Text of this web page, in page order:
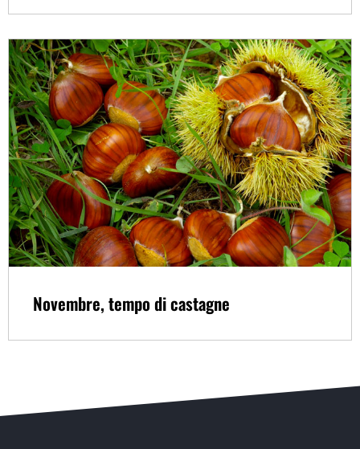
Novembre, tempo di castagne